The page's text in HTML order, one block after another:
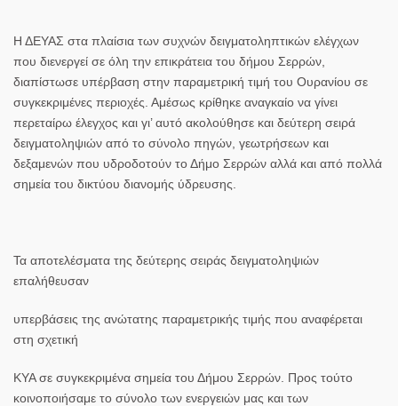
Η ΔΕΥΑΣ στα πλαίσια των συχνών δειγματοληπτικών ελέγχων
που διενεργεί σε όλη την επικράτεια του δήμου Σερρών,
διαπίστωσε υπέρβαση στην παραμετρική τιμή του Ουρανίου σε
συγκεκριμένες περιοχές. Αμέσως κρίθηκε αναγκαίο να γίνει
περεταίρω έλεγχος και γι’ αυτό ακολούθησε και δεύτερη σειρά
δειγματοληψιών από το σύνολο πηγών, γεωτρήσεων και
δεξαμενών που υδροδοτούν το Δήμο Σερρών αλλά και από πολλά
σημεία του δικτύου διανομής ύδρευσης.
Τα αποτελέσματα της δεύτερης σειράς δειγματοληψιών
επαλήθευσαν
υπερβάσεις της ανώτατης παραμετρικής τιμής που αναφέρεται
στη σχετική
ΚΥΑ σε συγκεκριμένα σημεία του Δήμου Σερρών. Προς τούτο
κοινοποιήσαμε το σύνολο των ενεργειών μας και των